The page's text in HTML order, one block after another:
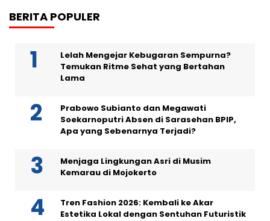
BERITA POPULER
Lelah Mengejar Kebugaran Sempurna?
Temukan Ritme Sehat yang Bertahan
Lama
Prabowo Subianto dan Megawati
Soekarnoputri Absen di Sarasehan BPIP,
Apa yang Sebenarnya Terjadi?
Menjaga Lingkungan Asri di Musim
Kemarau di Mojokerto
Tren Fashion 2026: Kembali ke Akar
Estetika Lokal dengan Sentuhan Futuristik